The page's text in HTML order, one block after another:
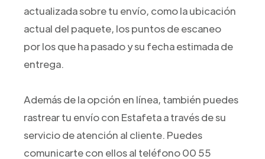
actualizada sobre tu envío, como la ubicación
actual del paquete, los puntos de escaneo
por los que ha pasado y su fecha estimada de
entrega.
Además de la opción en línea, también puedes
rastrear tu envío con Estafeta a través de su
servicio de atención al cliente. Puedes
comunicarte con ellos al teléfono 00 55